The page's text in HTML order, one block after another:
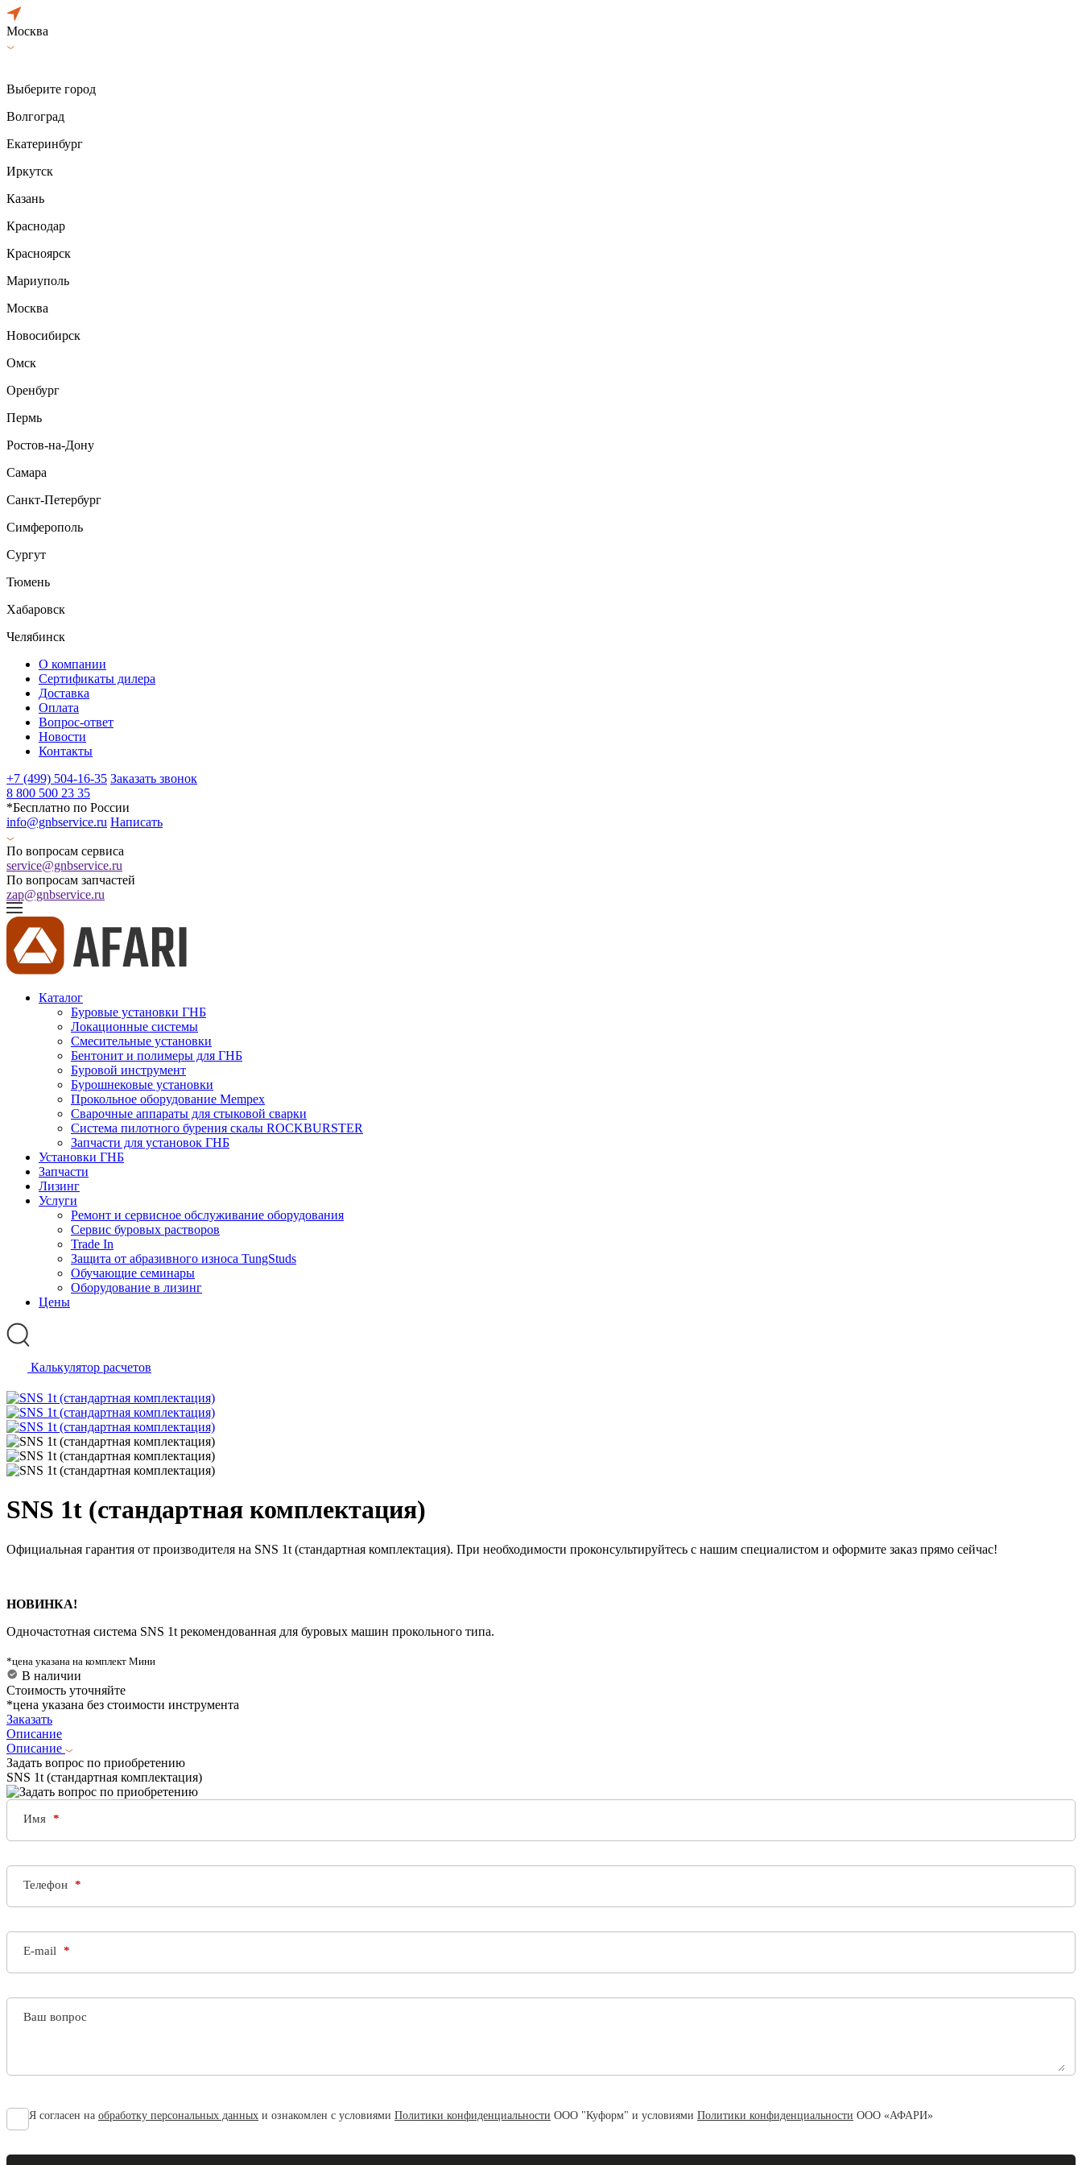
Москва
Выберите город
Волгоград
Екатеринбург
Иркутск
Казань
Краснодар
Красноярск
Мариуполь
Москва
Новосибирск
Омск
Оренбург
Пермь
Ростов-на-Дону
Самара
Санкт-Петербург
Симферополь
Сургут
Тюмень
Хабаровск
Челябинск
О компании
Сертификаты дилера
Доставка
Оплата
Вопрос-ответ
Новости
Контакты
+7 (499) 504-16-35 Заказать звонок
8 800 500 23 35
*Бесплатно по России
info@gnbservice.ru Написать
По вопросам сервиса
service@gnbservice.ru
По вопросам запчастей
zap@gnbservice.ru
Каталог
Буровые установки ГНБ
Локационные системы
Смесительные установки
Бентонит и полимеры для ГНБ
Буровой инструмент
Бурошнековые установки
Прокольное оборудование Mempex
Сварочные аппараты для стыковой сварки
Система пилотного бурения скалы ROCKBURSTER
Запчасти для установок ГНБ
Установки ГНБ
Запчасти
Лизинг
Услуги
Ремонт и сервисное обслуживание оборудования
Сервис буровых растворов
Trade In
Защита от абразивного износа TungStuds
Обучающие семинары
Оборудование в лизинг
Цены
Калькулятор расчетов
SNS 1t (стандартная комплектация)
Официальная гарантия от производителя на SNS 1t (стандартная комплектация). При необходимости проконсультируйтесь с нашим специалистом и оформите заказ прямо сейчас!
НОВИНКА!
Одночастотная система SNS 1t рекомендованная для буровых машин прокольного типа.
*цена указана на комплект Мини
В наличии
Стоимость уточняйте
*цена указана без стоимости инструмента
Заказать
Описание
Описание
Задать вопрос по приобретению
SNS 1t (стандартная комплектация)
Имя
Телефон
E-mail
Ваш вопрос
Я согласен на обработку персональных данных и ознакомлен с условиями Политики конфиденциальности ООО "Куформ" и условиями Политики конфиденциальности ООО «АФАРИ»